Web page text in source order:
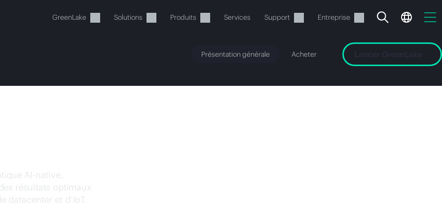
GreenLake Solutions Produits Services Support Entreprise
Présentation générale Acheter
AI-native,
résultats optimaux
datacenter et d’IoT.